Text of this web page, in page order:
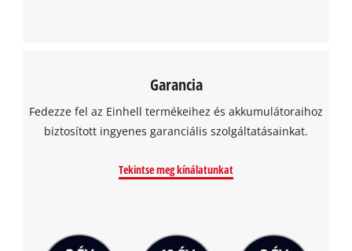
Garancia
Fedezze fel az Einhell termékeihez és akkumulátoraihoz
biztosított ingyenes garanciális szolgáltatásainkat.
Tekintse meg kínálatunkat